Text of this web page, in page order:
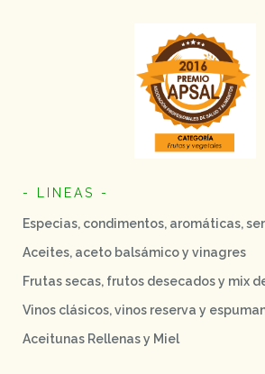
- LINEAS -
Especias, condimentos, aromáticas,
Aceites, aceto balsámico y vinagres
Frutas secas, frutos desecados y mix
Vinos clásicos, vinos reserva y
Aceitunas Rellenas y Miel